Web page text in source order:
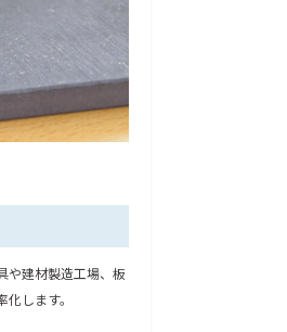
や建材製造工場、板
します。